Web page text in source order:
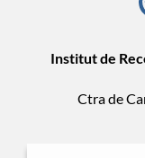
Institut de
Ctra de